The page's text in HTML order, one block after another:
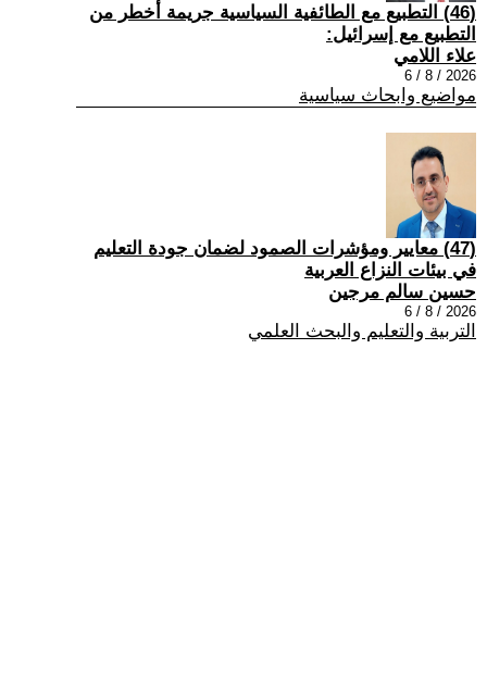
(46) التطبيع مع الطائفية السياسية جريمة أخطر من
التطبيع مع إسرائيل:
علاء اللامي
2026 / 8 / 6
مواضيع وابحاث سياسية
(47) معايير ومؤشرات الصمود لضمان جودة التعليم
في بيئات النزاع العربية
حسين سالم مرجين
2026 / 8 / 6
التربية والتعليم والبحث العلمي